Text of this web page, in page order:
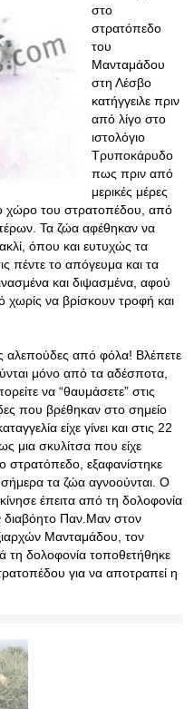
στο
στρατόπεδο
του
Μανταμάδου
στη Λέσβο
κατήγγειλε πριν
από λίγο στο
ιστολόγιο
Τρυποκάρυδο
πως πριν από
μερικές μέρες
χώρο του στρατοπέδου, από
Τα ζώα αφέθηκαν να
όπου και ευτυχώς τα
πέντε το απόγευμα και τα
και διψασμένα, αφού
χωρίς να βρίσκουν τροφή και
αλεπούδες από φόλα! Βλέπετε
μόνο από τα αδέσποτα,
να “θαυμάσετε” στις
που βρέθηκαν στο σημείο
είχε γίνει και στις 22
μια σκυλίτσα που είχε
στρατόπεδο, εξαφανίστηκε
τα ζώα αγνοούνται. Ο
έπειτα από τη δολοφονία
διαβόητο Παν.Μαν στον
Μανταμάδου, τον
τη δολοφονία τοποθετήθηκε
για να αποτραπεί η